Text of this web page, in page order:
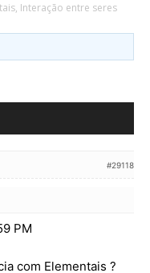
Interação entre seres
#29118
PM
com Elementais ?